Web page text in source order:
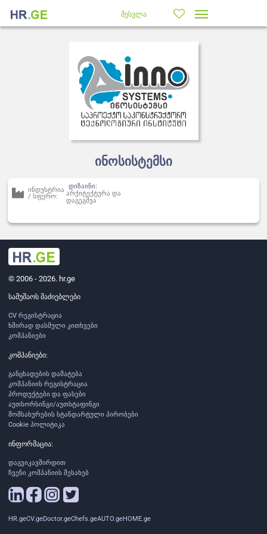
შესვლა
ინოსისტემსი
ინდუსტრია
/ სფერო:
დიზაინი:
არქიტექტურა და
დაგეგმვა
© 2006 - 2026. hr.ge
სამუშაოს მაძიებლები
CV რეგისტრაცია
ხშირად დასმული კითხვები
კომპანიები
კომპანიები:
განცხადების დამატება
კომპანიის რეგისტრაცია
პროდუქტები და ფასები
აუთსორსინგი/აუთსტაფინგი
მომსახურების სტანდარტული პირობები
Cookie პოლიტიკა
ინფორმაცია:
დაგვიკავშირდით
ჩვენი კომპანიის შესახებ
HR.geCV.geDoctor.geChefs.geAUTO.geHOME.ge